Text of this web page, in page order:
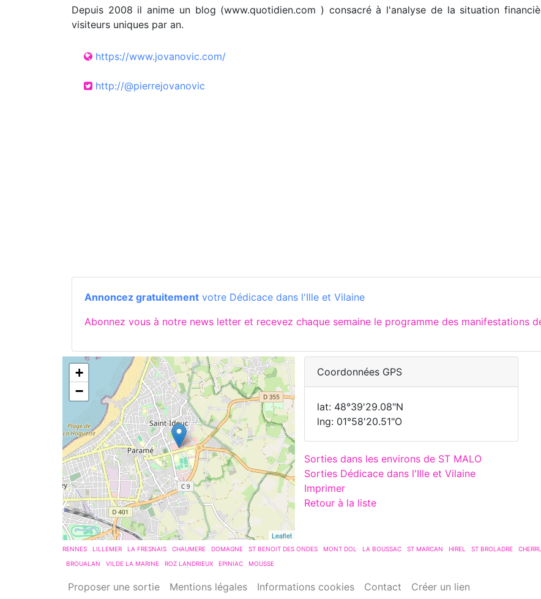
Depuis 2008 il anime un blog (www.quotidien.com ) consacré à l'analyse de la situation
visiteurs uniques par an.
https://www.jovanovic.com/
http://@pierrejovanovic
Annoncez gratuitement votre Dédicace dans l'Ille et Vilaine
Abonnez vous à notre news letter et recevez chaque semaine le programme des manifestations
+
−
Leaflet
Coordonnées GPS
lat: 48°39'29.08"N
lng: 01°58'20.51"O
Sorties dans les environs de ST MALO
Sorties Dédicace dans l'Ille et Vilaine
Imprimer
Retour à la liste
RENNES LILLEMER LA FRESNAIS CHAUMERE DOMAGNE ST BENOIT DES ONDES MONT DOL LA BOUSSAC ST MARCAN HIREL ST BROLADRE
BROUALAN
VILDE LA MARINE ROZ LANDRIEUX EPINIAC MOUSSE
Proposer une sortie Mentions légales Informations cookies Contact Créer un lien